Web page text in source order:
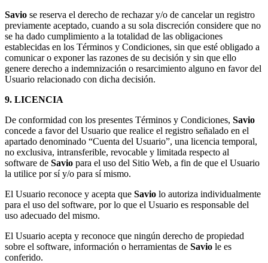
Savio se reserva el derecho de rechazar y/o de cancelar un registro
previamente aceptado, cuando a su sola discreción considere que no
se ha dado cumplimiento a la totalidad de las obligaciones
establecidas en los Términos y Condiciones, sin que esté obligado a
comunicar o exponer las razones de su decisión y sin que ello
genere derecho a indemnización o resarcimiento alguno en favor del
Usuario relacionado con dicha decisión.
9. LICENCIA
De conformidad con los presentes Términos y Condiciones, Savio
concede a favor del Usuario que realice el registro señalado en el
apartado denominado “Cuenta del Usuario”, una licencia temporal,
no exclusiva, intransferible, revocable y limitada respecto al
software de Savio para el uso del Sitio Web, a fin de que el Usuario
la utilice por sí y/o para sí mismo.
El Usuario reconoce y acepta que Savio lo autoriza individualmente
para el uso del software, por lo que el Usuario es responsable del
uso adecuado del mismo.
El Usuario acepta y reconoce que ningún derecho de propiedad
sobre el software, información o herramientas de Savio le es
conferido.